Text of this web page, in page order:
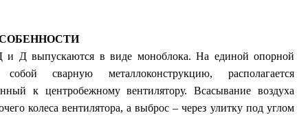
и Д выпускаются в виде моноблока. На единой опорной
сварную металлоконструкцию, располагается
к центробежному вентилятору. Всасывание воздуха
колеса вентилятора, а выброс – через улитку под углом